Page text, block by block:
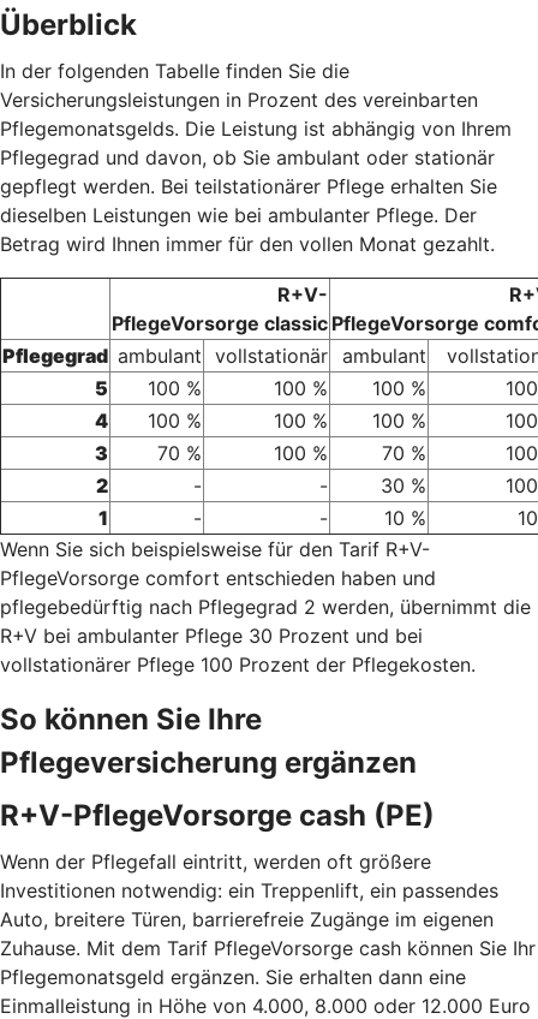
Überblick
In der folgenden Tabelle finden Sie die
Versicherungsleistungen in Prozent des vereinbarten
Pflegemonatsgelds. Die Leistung ist abhängig von Ihrem
Pflegegrad und davon, ob Sie ambulant oder stationär
gepflegt werden. Bei teilstationärer Pflege erhalten Sie
dieselben Leistungen wie bei ambulanter Pflege. Der
Betrag wird Ihnen immer für den vollen Monat gezahlt.
R+V-
PflegeVorsorge classic PflegeVorsorge
Pflegegrad ambulant vollstationär ambulant
5
100 % 100 % 100 %
4
100 % 100 % 100 %
3
70 % 100 % 70 %
2
- - 30 %
1
- - 10 %
Wenn Sie sich beispielsweise für den Tarif R+V-
PflegeVorsorge comfort entschieden haben und
pflegebedürftig nach Pflegegrad 2 werden, übernimmt die
R+V bei ambulanter Pflege 30 Prozent und bei
vollstationärer Pflege 100 Prozent der Pflegekosten.
So können Sie Ihre
Pflegeversicherung ergänzen
R+V-PflegeVorsorge cash (PE)
Wenn der Pflegefall eintritt, werden oft größere
Investitionen notwendig: ein Treppenlift, ein passendes
Auto, breitere Türen, barrierefreie Zugänge im eigenen
Zuhause. Mit dem Tarif PflegeVorsorge cash können Sie Ihr
Pflegemonatsgeld ergänzen. Sie erhalten dann eine
Einmalleistung in Höhe von 4.000, 8.000 oder 12.000 Euro